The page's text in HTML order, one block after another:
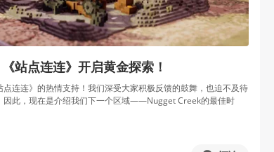
站点连连》开启黄金探索！
连连》的热情支持！我们深受大家积极反馈的鼓舞，也迫不及待
因此，现在是介绍我们下一个区域——Nugget Creek的最佳时